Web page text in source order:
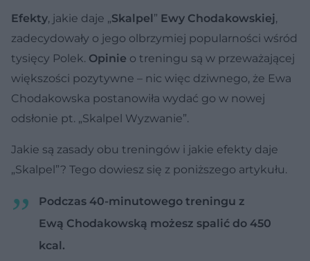
Efekty, jakie daje „Skalpel” Ewy Chodakowskiej,
zadecydowały o jego olbrzymiej popularności wśród
tysięcy Polek. Opinie o treningu są w przeważającej
większości pozytywne – nic więc dziwnego, że Ewa
Chodakowska postanowiła wydać go w nowej
odsłonie pt. „Skalpel Wyzwanie”.
Jakie są zasady obu treningów i jakie efekty daje
„Skalpel”? Tego dowiesz się z poniższego artykułu.
Podczas 40-minutowego treningu z
Ewą Chodakowską możesz spalić do 450
kcal.